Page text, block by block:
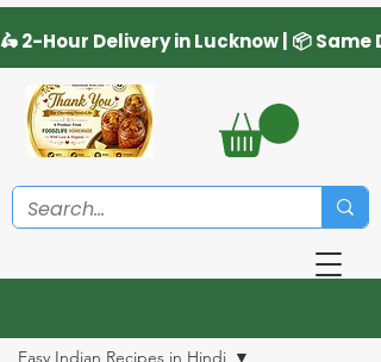
Easy Indian Recipes in Hindi